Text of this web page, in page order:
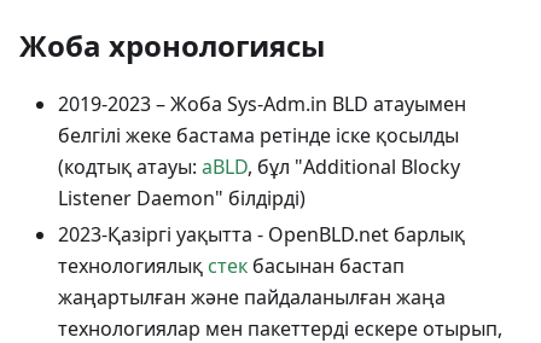
Жоба хронологиясы
2019-2023 – Жоба Sys-Adm.in BLD атауымен
белгілі жеке бастама ретінде іске қосылды
(кодтық атауы: aBLD, бұл "Additional Blocky
Listener Daemon" білдірді)
2023-Қазіргі уақытта - OpenBLD.net барлық
технологиялық стек басынан бастап
жаңартылған және пайдаланылған жаңа
технологиялар мен пакеттерді ескере отырып,